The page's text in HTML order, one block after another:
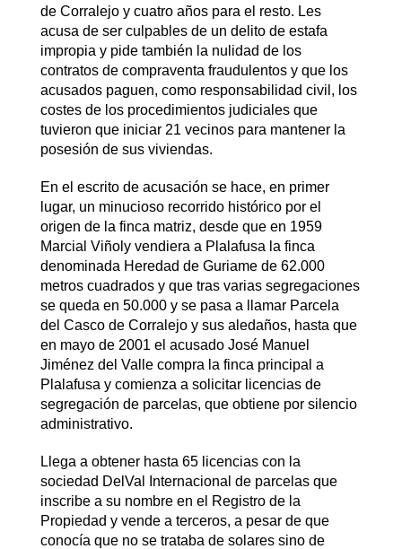
de Corralejo y cuatro años para el resto. Les
acusa de ser culpables de un delito de estafa
impropia y pide también la nulidad de los
contratos de compraventa fraudulentos y que los
acusados paguen, como responsabilidad civil, los
costes de los procedimientos judiciales que
tuvieron que iniciar 21 vecinos para mantener la
posesión de sus viviendas.
En el escrito de acusación se hace, en primer
lugar, un minucioso recorrido histórico por el
origen de la finca matriz, desde que en 1959
Marcial Viñoly vendiera a Plalafusa la finca
denominada Heredad de Guriame de 62.000
metros cuadrados y que tras varias segregaciones
se queda en 50.000 y se pasa a llamar Parcela
del Casco de Corralejo y sus aledaños, hasta que
en mayo de 2001 el acusado José Manuel
Jiménez del Valle compra la finca principal a
Plalafusa y comienza a solicitar licencias de
segregación de parcelas, que obtiene por silencio
administrativo.
Llega a obtener hasta 65 licencias con la
sociedad DelVal Internacional de parcelas que
inscribe a su nombre en el Registro de la
Propiedad y vende a terceros, a pesar de que
conocía que no se trataba de solares sino de